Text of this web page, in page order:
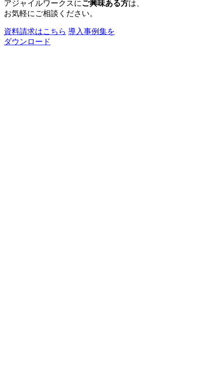
アジャイルワークスにご興味ある方は、
お気軽にご相談ください。
資料請求はこちら 導入事例集を
ダウンロード